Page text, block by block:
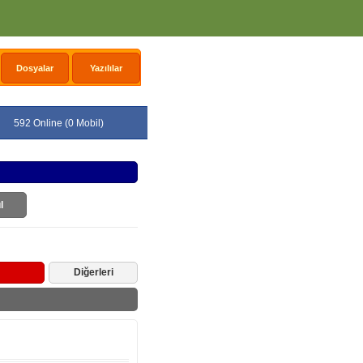
Dosyalar Yazılılar
592 Online (0 Mobil)
Diğerleri